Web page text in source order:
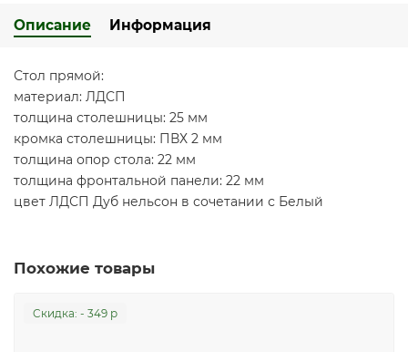
Описание Информация
Стол прямой:
материал: ЛДСП
толщина столешницы: 25 мм
кромка столешницы: ПВХ 2 мм
толщина опор стола: 22 мм
толщина фронтальной панели: 22 мм
цвет ЛДСП Дуб нельсон в сочетании с Белый
Похожие товары
Cкидка: - 349 р